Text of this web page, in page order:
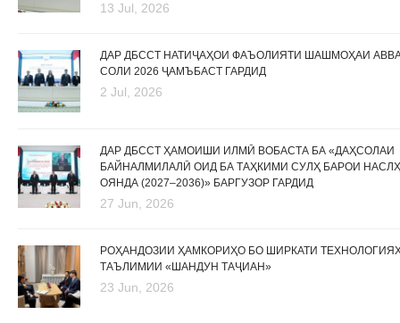
13 Jul, 2026
ДАР ДБССТ НАТИҶАҲОИ ФАЪОЛИЯТИ ШАШМОҲАИ
СОЛИ 2026 ҶАМЪБАСТ ГАРДИД
2 Jul, 2026
ДАР ДБССТ ҲАМОИШИ ИЛМӢ ВОБАСТА БА «ДАҲСОЛАИ
БАЙНАЛМИЛАЛӢ ОИД БА ТАҲКИМИ СУЛҲ БАРОИ
ОЯНДА (2027–2036)» БАРГУЗОР ГАРДИД
27 Jun, 2026
РОҲАНДОЗИИ ҲАМКОРИҲО БО ШИРКАТИ
ТАЪЛИМИИ «ШАНДУН ТАҶИАН»
23 Jun, 2026